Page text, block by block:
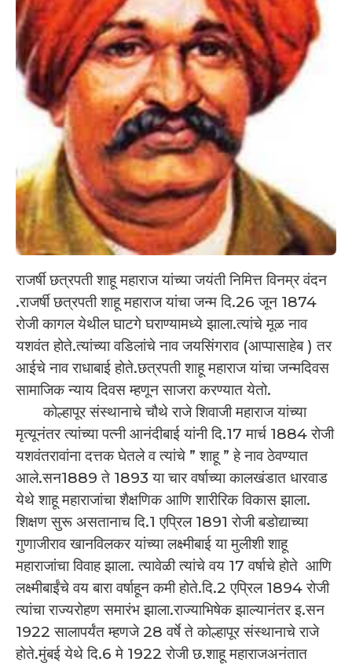
राजर्षी छत्रपती शाहू महाराज यांच्या जयंती निमित्त विनम्र वंदन
.राजर्षी छत्रपती शाहू महाराज यांचा जन्म दि.26 जून 1874
रोजी कागल येथील घाटगे घराण्यामध्ये झाला.त्यांचे मूळ नाव
यशवंत होते.त्यांच्या वडिलांचे नाव जयसिंगराव (आप्पासाहेब ) तर
आईचे नाव राधाबाई होते.छत्रपती शाहू महाराज यांचा जन्मदिवस
सामाजिक न्याय दिवस म्हणून साजरा करण्यात येतो.
कोल्हापूर संस्थानाचे चौथे राजे शिवाजी महाराज यांच्या
मृत्यूनंतर त्यांच्या पत्नी आनंदीबाई यांनी दि.17 मार्च 1884 रोजी
यशवंतरावांना दत्तक घेतले व त्यांचे ” शाहू ” हे नाव ठेवण्यात
आले.सन1889 ते 1893 या चार वर्षाच्या कालखंडात धारवाड
येथे शाहू महाराजांचा शैक्षणिक आणि शारीरिक विकास झाला.
शिक्षण सुरू असतानाच दि.1 एप्रिल 1891 रोजी बडोद्याच्या
गुणाजीराव खानविलकर यांच्या लक्ष्मीबाई या मुलीशी शाहू
महाराजांचा विवाह झाला. त्यावेळी त्यांचे वय 17 वर्षाचे होते आणि
लक्ष्मीबाईंचे वय बारा वर्षाहून कमी होते.दि.2 एप्रिल 1894 रोजी
त्यांचा राज्यरोहण समारंभ झाला.राज्याभिषेक झाल्यानंतर इ.सन
1922 सालापर्यंत म्हणजे 28 वर्षे ते कोल्हापूर संस्थानाचे राजे
होते.मुंबई येथे दि.6 मे 1922 रोजी छ.शाहू महाराजअनंतात